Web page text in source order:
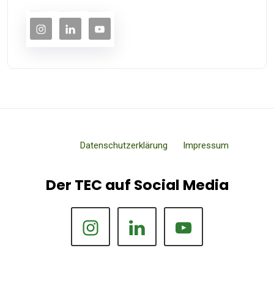
Datenschutzerklärung Impressum
Der TEC auf Social Media